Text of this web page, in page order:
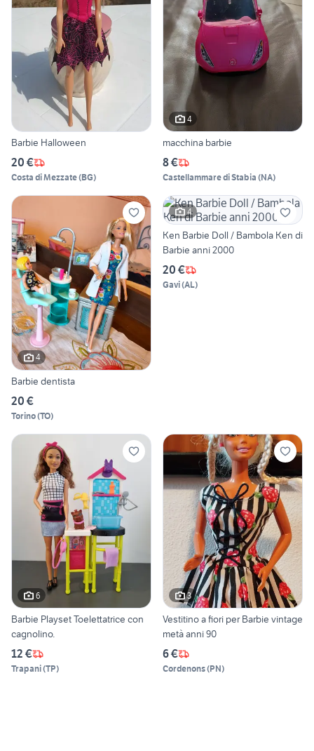
Barbie Halloween
20 €
Costa di Mezzate(BG)
4
macchina barbie
8 €
Castellammare di Stabia (NA)
4
Barbie dentista
20 €
Torino(TO)
4
Ken Barbie Doll / Bambola Ken di
Barbie anni 2000
20 €
Gavi(AL)
6
Barbie Playset Toelettatrice con
cagnolino.
12 €
Trapani(TP)
3
Vestitino a fiori per Barbie vintage
metà anni 90
6 €
Cordenons(PN)